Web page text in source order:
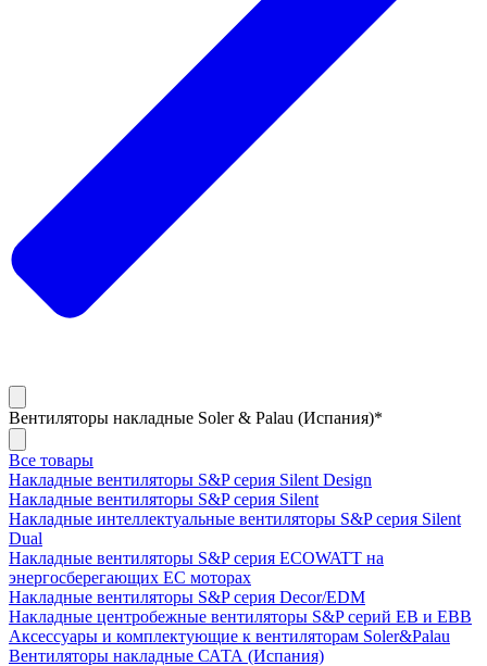
Вентиляторы накладные Soler & Palau (Испания)*
Все товары
Накладные вентиляторы S&P серия Silent Design
Накладные вентиляторы S&P серия Silent
Накладные интеллектуальные вентиляторы S&P серия Silent
Dual
Накладные вентиляторы S&P серия ECOWATT на
энергосберегающих ЕС моторах
Накладные вентиляторы S&P серия Decor/EDM
Накладные центробежные вентиляторы S&P серий EB и EBB
Аксессуары и комплектующие к вентиляторам Soler&Palau
Вентиляторы накладные САТА (Испания)